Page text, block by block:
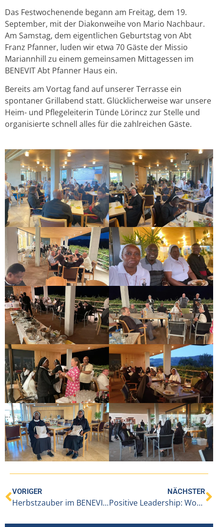
Das Festwochenende begann am Freitag, dem 19.
September, mit der Diakonweihe von Mario Nachbaur.
Am Samstag, dem eigentlichen Geburtstag von Abt
Franz Pfanner, luden wir etwa 70 Gäste der Missio
Mariannhill zu einem gemeinsamen Mittagessen im
BENEVIT Abt Pfanner Haus ein.
Bereits am Vortag fand auf unserer Terrasse ein
spontaner Grillabend statt. Glücklicherweise war unsere
Heim- und Pflegeleiterin Tünde Lörincz zur Stelle und
organisierte schnell alles für die zahlreichen Gäste.
VORIGER
Herbstzauber im BENEVIT PH Höchst/Fußach
NÄCHSTER
Positive Leadership: Workshop für BENEVIT-Führungskräfte